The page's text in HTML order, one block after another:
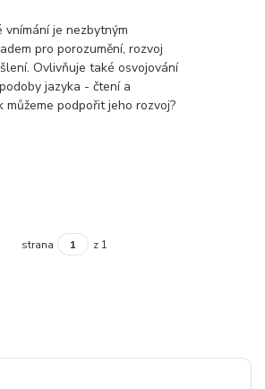
vnímání je nezbytným
pro porozumění, rozvoj
Ovlivňuje také osvojování
jazyka - čtení a
můžeme podpořit jeho rozvoj?
strana z 1